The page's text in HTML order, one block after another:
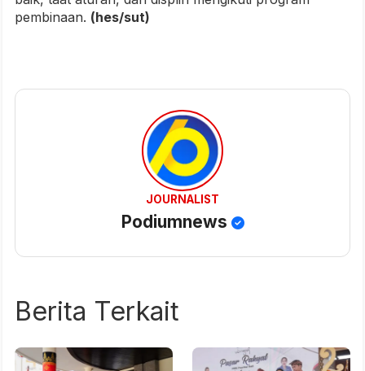
pembinaan. (hes/sut)
JOURNALIST
Podiumnews
Berita Terkait